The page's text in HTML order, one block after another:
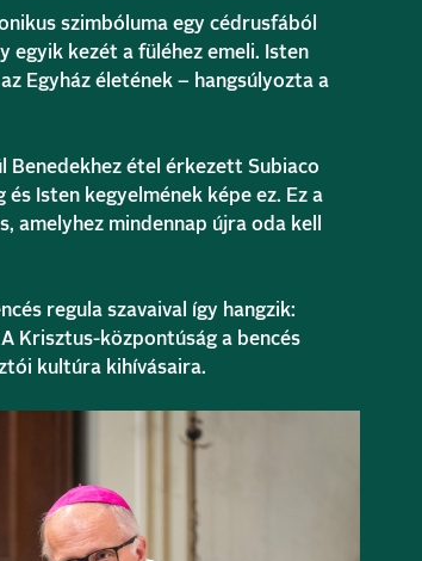
szimbóluma egy cédrusfából
kezét a füléhez emeli. Isten
Egyház életének – hangsúlyozta a
Benedekhez étel érkezett Subiaco
Isten kegyelmének képe ez. Ez a
mindennap újra oda kell
regula szavaival így hangzik:
Krisztus-központúság a bencés
kultúra kihívásaira.